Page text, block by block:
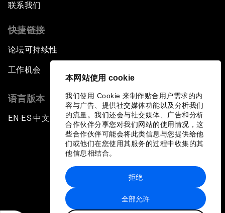
本网站使用 cookie
我们使用 Cookie 来制作贴合用户需求的内
容与广告、提供社交媒体功能以及分析我们
的流量。我们还会与社交媒体、广告和分析
合作伙伴分享您对我们网站的使用情况，这
些合作伙伴可能会将此类信息与您提供给他
们或他们在您使用其服务的过程中收集的其
他信息相结合。
全部允许
拒绝
联系我们
快捷链接
论坛可持续性
工作机会
语言版本
EN ▪ ES▪中文▪ 日本語
站点地图